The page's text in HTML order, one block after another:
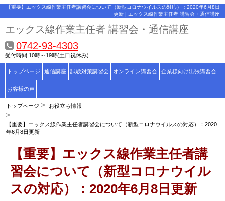
【重要】エックス線作業主任者講習会について（新型コロナウイルスの対応）：2020年6月8日
更新 | エックス線作業主任者 講習会・通信講座
エックス線作業主任者 講習会・通信講座
0742-93-4303
受付時間 10時～19時(土日祝休み)
トップページ 通信講座 試験対策講習会 オンライン講習会 企業様向け出張講習会
お客様の声
トップページ お役立ち情報
【重要】エックス線作業主任者講習会について（新型コロナウイルスの対応）：2020
年6月8日更新
【重要】エックス線作業主任者講
習会について（新型コロナウイル
スの対応）：2020年6月8日更新